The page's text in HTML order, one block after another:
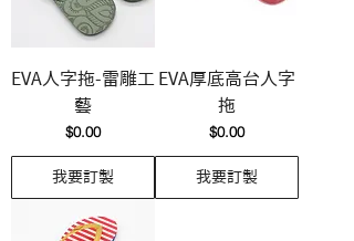
EVA人字拖-雷雕工
藝
價格
$0.00
我要訂製
EVA厚底高台人字
拖
價格
$0.00
我要訂製